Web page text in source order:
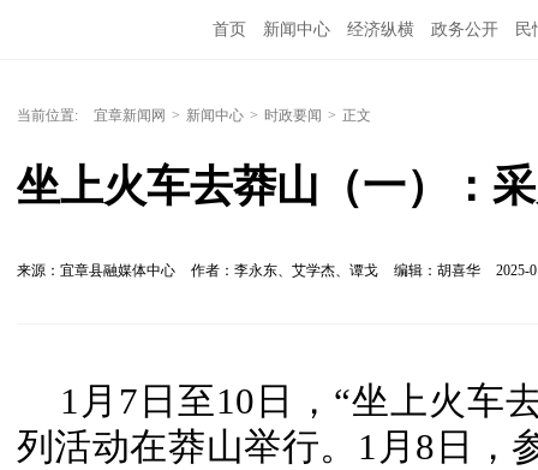
首页 新闻中心 经济纵横 政务公开 民
当前位置: 宜章新闻网 > 新闻中心 > 时政要闻 > 正文
坐上火车去莽山（一）：
来源：宜章县融媒体中心 作者：李永东、艾学杰、谭戈 编辑：胡喜华 2025-
1月7日至10日，“坐上火车
列活动在莽山举行。1月8日，